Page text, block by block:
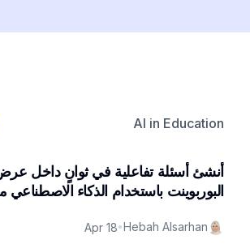
AI in Education
أنشئ أسئلة تفاعلية في ثوانٍ داخل
البوربوينت باستخدام الذكاء
Hebah Alsarhan
•
Apr 18